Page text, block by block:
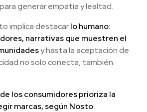
generar empatía y lealtad.
implica destacarlo humano:
narrativas que muestren el
y hasta la aceptación de
no solo conecta, también
de los consumidores prioriza la
marcas, según Nosto.